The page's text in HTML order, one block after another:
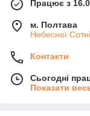
Працює з
м. Полтава
Небесної
Контакти
Сьогодні
Показати